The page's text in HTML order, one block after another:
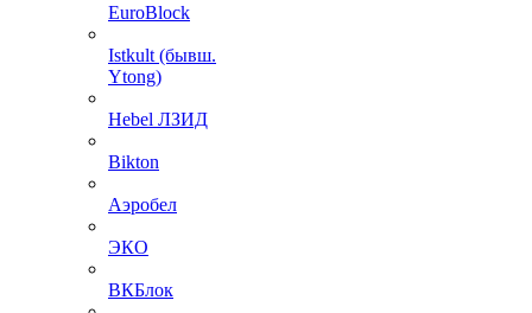
EuroBlock
Istkult (бывш.
Ytong)
Hebel ЛЗИД
Bikton
Аэробел
ЭКО
ВКБлок